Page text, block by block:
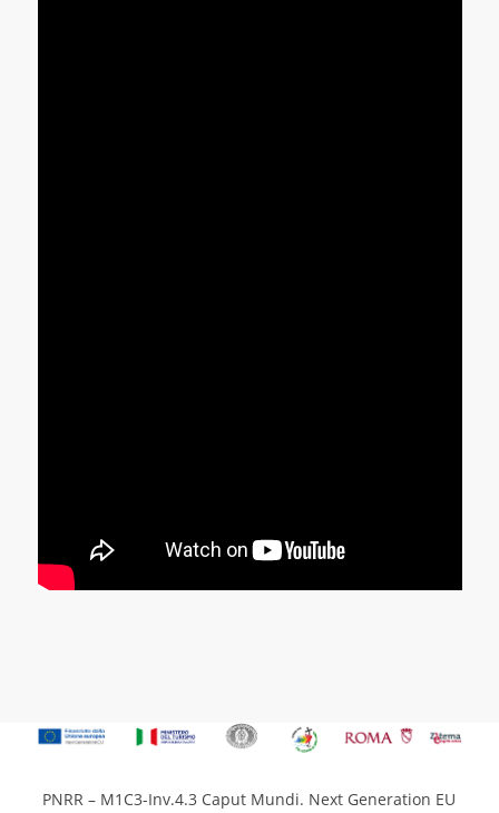
PNRR – M1C3-Inv.4.3 Caput Mundi. Next Generation EU